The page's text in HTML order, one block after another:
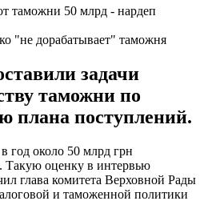
"не дорабатывает" таможня
задачи
таможни по
плана поступлений.
год около 50 млрд грн
Такую оценку в интервью
глава комитета Верховной Рады
и таможенной политики